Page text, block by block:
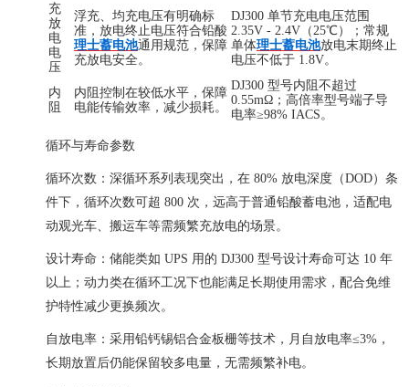
充
放
电
电
压
浮充、均充电压有明确标
准，放电终止电压符合铅酸
理士蓄电池通用规范，保障
充放电安全。
DJ300 单节充电电压范围
2.35V - 2.4V（25℃）；常规
单体理士蓄电池放电末期终止
电压不低于 1.8V。
内
阻
内阻控制在较低水平，保障
电能传输效率，减少损耗。
DJ300 型号内阻不超过
0.55mΩ；高倍率型号端子导
电率≥98% IACS。
循环与寿命参数
循环次数：深循环系列表现突出，在 80% 放电深度（DOD）条
件下，循环次数可超 800 次，远高于普通铅酸蓄电池，适配电
动观光车、搬运车等需频繁充放电的场景。
设计寿命：储能类如 UPS 用的 DJ300 型号设计寿命可达 10 年
以上；动力类在循环工况下也能满足长期使用需求，配合免维
护特性减少更换频次。
自放电率：采用铅钙锡铝合金板栅等技术，月自放电率≤3%，
长期放置后仍能保留较多电量，无需频繁补电。